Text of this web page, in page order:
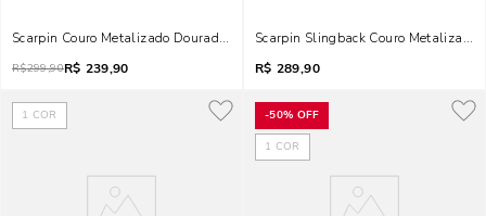
Scarpin Couro Metalizado Dourado Salto Fino
R$299,90R$ 239,90
Scarpin Slingback Couro
R$ 289,90
1 COR -50% OFF
1 COR